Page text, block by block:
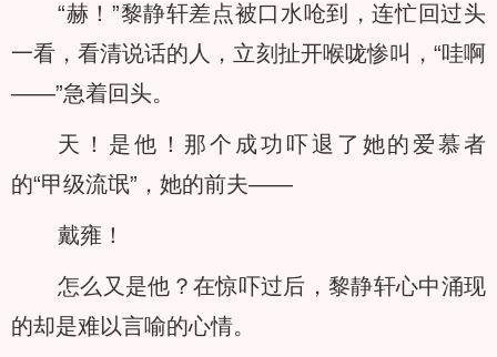
“赫！”黎静轩差点被口水呛到，连忙回过头
一看，看清说话的人，立刻扯开喉咙惨叫，“哇啊
——”急着回头。
天！是他！那个成功吓退了她的爱慕者
的“甲级流氓”，她的前夫——
戴雍！
怎么又是他？在惊吓过后，黎静轩心中涌现
的却是难以言喻的心情。